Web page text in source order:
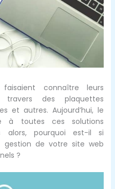
connaître leurs
des plaquettes
et autres. Aujourd’hui, le
à toutes ces solutions
alors, pourquoi est-il si
de votre site web
?